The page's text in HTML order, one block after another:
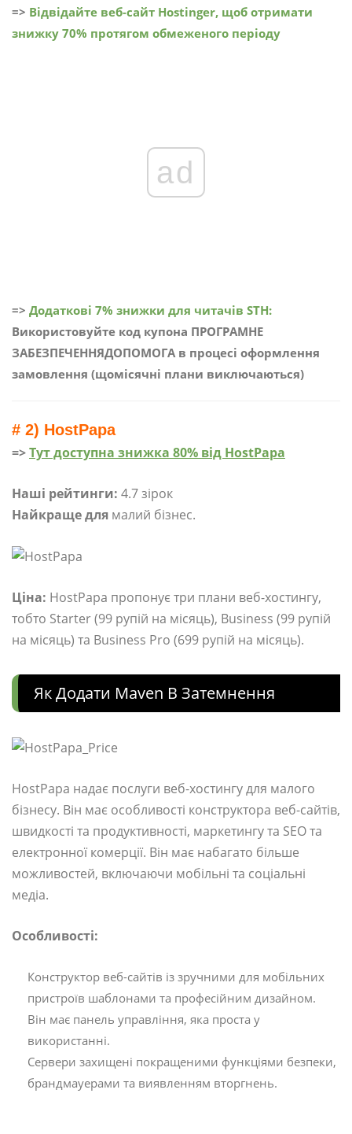
=> Відвідайте веб-сайт Hostinger, щоб отримати
знижку 70% протягом обмеженого періоду
ad
=> Додаткові 7% знижки для читачів STH:
Використовуйте код купона ПРОГРАМНЕ
ЗАБЕЗПЕЧЕННЯДОПОМОГА в процесі оформлення
замовлення (щомісячні плани виключаються)
# 2) HostPapa
=>Тут доступна знижка 80% від HostPapa
Наші рейтинги: 4.7 зірок
Найкраще для малий бізнес.
Ціна: HostPapa пропонує три плани веб-хостингу,
тобто Starter (99 рупій на місяць), Business (99 рупій
на місяць) та Business Pro (699 рупій на місяць).
Як Додати Maven В Затемнення
HostPapa надає послуги веб-хостингу для малого
бізнесу. Він має особливості конструктора веб-сайтів,
швидкості та продуктивності, маркетингу та SEO та
електронної комерції. Він має набагато більше
можливостей, включаючи мобільні та соціальні
медіа.
Особливості:
Конструктор веб-сайтів із зручними для мобільних
пристроїв шаблонами та професійним дизайном.
Він має панель управління, яка проста у
використанні.
Сервери захищені покращеними функціями безпеки,
брандмауерами та виявленням вторгнень.